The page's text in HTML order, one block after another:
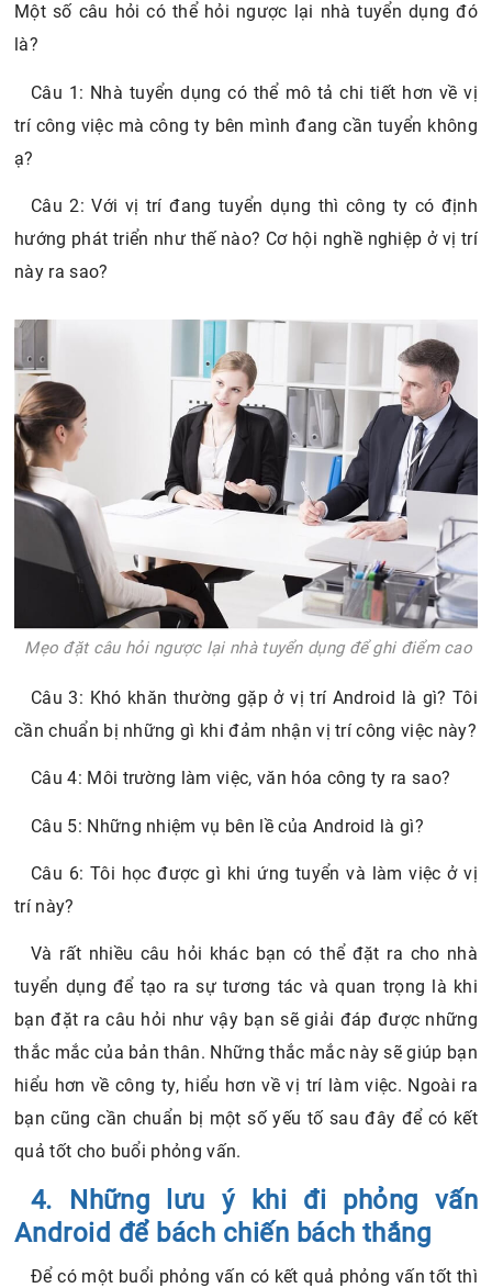
Một số câu hỏi có thể hỏi ngược lại nhà tuyển dụng đó
là?
Câu 1: Nhà tuyển dụng có thể mô tả chi tiết hơn về vị
trí công việc mà công ty bên mình đang cần tuyển không
ạ?
Câu 2: Với vị trí đang tuyển dụng thì công ty có định
hướng phát triển như thế nào? Cơ hội nghề nghiệp ở vị trí
này ra sao?
Mẹo đặt câu hỏi ngược lại nhà tuyển dụng để ghi điểm cao
Câu 3: Khó khăn thường gặp ở vị trí Android là gì? Tôi
cần chuẩn bị những gì khi đảm nhận vị trí công việc này?
Câu 4: Môi trường làm việc, văn hóa công ty ra sao?
Câu 5: Những nhiệm vụ bên lề của Android là gì?
Câu 6: Tôi học được gì khi ứng tuyển và làm việc ở vị
trí này?
Và rất nhiều câu hỏi khác bạn có thể đặt ra cho nhà
tuyển dụng để tạo ra sự tương tác và quan trọng là khi
bạn đặt ra câu hỏi như vậy bạn sẽ giải đáp được những
thắc mắc của bản thân. Những thắc mắc này sẽ giúp bạn
hiểu hơn về công ty, hiểu hơn về vị trí làm việc. Ngoài ra
bạn cũng cần chuẩn bị một số yếu tố sau đây để có kết
quả tốt cho buổi phỏng vấn.
4. Những lưu ý khi đi phỏng vấn
Android để bách chiến bách thắng
Để có một buổi phỏng vấn có kết quả phỏng vấn tốt thì